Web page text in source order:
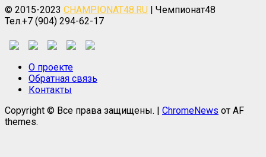
© 2015-2023 CHAMPIONAT48.RU | Чемпионат48
Тел.+7 (904) 294-62-17
О проекте
Обратная связь
Контакты
Copyright © Все права защищены. | ChromeNews от AF
themes.